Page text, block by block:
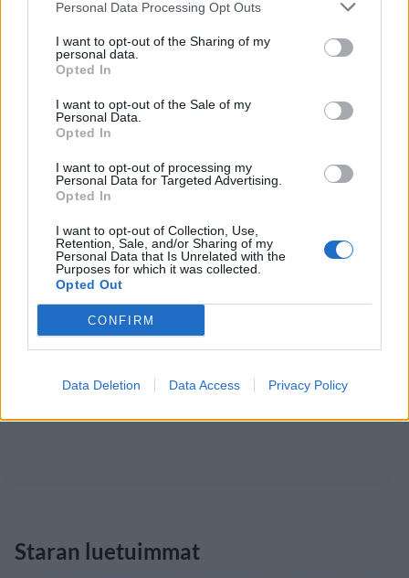
Personal Data Processing Opt Outs
I want to opt-out of the Sharing of my
personal data.
Opted In
I want to opt-out of the Sale of my
Personal Data.
Opted In
I want to opt-out of processing my
Personal Data for Targeted Advertising.
Opted In
I want to opt-out of Collection, Use,
Retention, Sale, and/or Sharing of my
Personal Data that Is Unrelated with the
Purposes for which it was collected.
Opted Out
CONFIRM
Data Deletion Data Access Privacy Policy
Staran luetuimmat